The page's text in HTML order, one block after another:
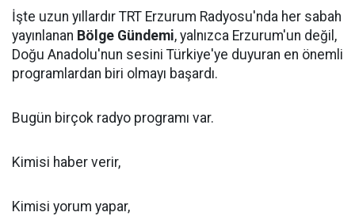
İşte uzun yıllardır TRT Erzurum Radyosu'nda her sabah
yayınlanan Bölge Gündemi, yalnızca Erzurum'un değil,
Doğu Anadolu'nun sesini Türkiye'ye duyuran en önemli
programlardan biri olmayı başardı.
Bugün birçok radyo programı var.
Kimisi haber verir,
Kimisi yorum yapar,